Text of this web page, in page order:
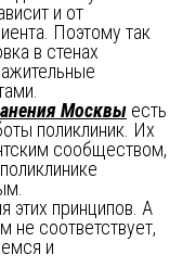
и от
Поэтому так
в стенах
Москвы есть
поликлиник. Их
сообществом,
не соответствует,
и